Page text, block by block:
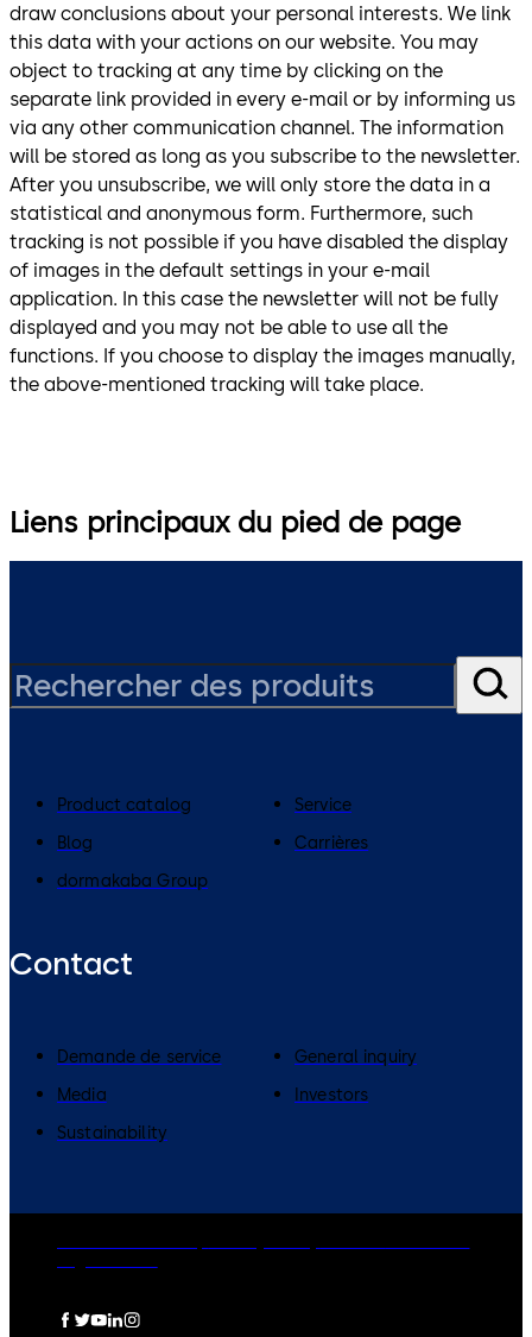
draw conclusions about your personal interests. We link
this data with your actions on our website. You may
object to tracking at any time by clicking on the
separate link provided in every e-mail or by informing us
via any other communication channel. The information
will be stored as long as you subscribe to the newsletter.
After you unsubscribe, we will only store the data in a
statistical and anonymous form. Furthermore, such
tracking is not possible if you have disabled the display
of images in the default settings in your e-mail
application. In this case the newsletter will not be fully
displayed and you may not be able to use all the
functions. If you choose to display the images manually,
the above-mentioned tracking will take place.
Liens principaux du pied de page
Product catalog
Service
Blog
Carrières
dormakaba Group
Contact
Demande de service
General inquiry
Media
Investors
Sustainability